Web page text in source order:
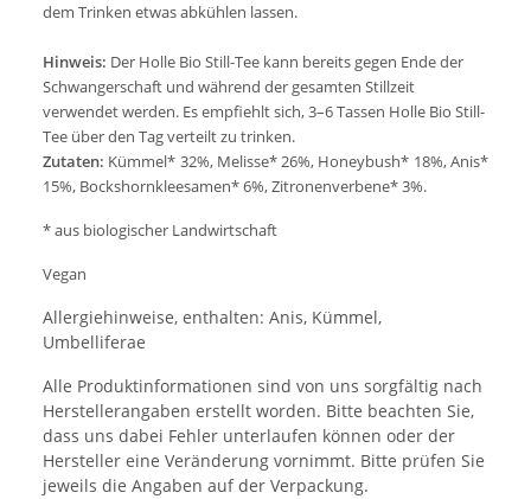
dem Trinken etwas abkühlen lassen.
Hinweis: Der Holle Bio Still-Tee kann bereits gegen Ende der
Schwangerschaft und während der gesamten Stillzeit
verwendet werden. Es empfiehlt sich, 3–6 Tassen Holle Bio Still-
Tee über den Tag verteilt zu trinken.
Zutaten: Kümmel* 32%, Melisse* 26%, Honeybush* 18%, Anis*
15%, Bockshornkleesamen* 6%, Zitronenverbene* 3%.
* aus biologischer Landwirtschaft
Vegan
Allergiehinweise, enthalten: Anis, Kümmel,
Umbelliferae
Alle Produktinformationen sind von uns sorgfältig nach
Herstellerangaben erstellt worden. Bitte beachten Sie,
dass uns dabei Fehler unterlaufen können oder der
Hersteller eine Veränderung vornimmt. Bitte prüfen Sie
jeweils die Angaben auf der Verpackung.